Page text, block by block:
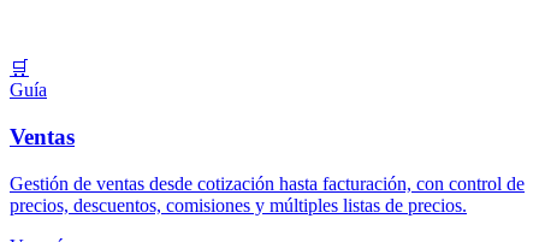
🛒
Guía
Ventas
Gestión de ventas desde cotización hasta facturación, con control de
precios, descuentos, comisiones y múltiples listas de precios.